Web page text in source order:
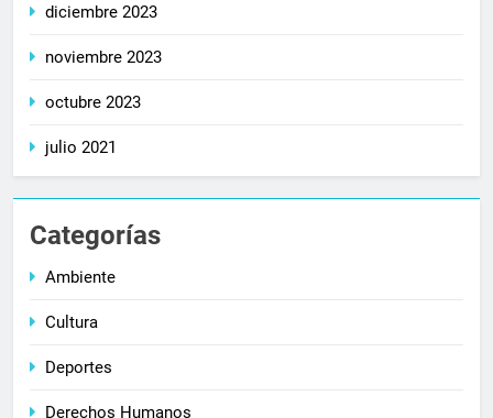
diciembre 2023
noviembre 2023
octubre 2023
julio 2021
Categorías
Ambiente
Cultura
Deportes
Derechos Humanos